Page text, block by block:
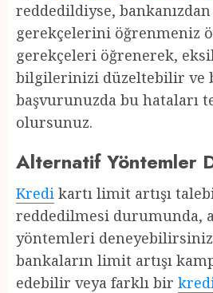
reddedildiyse,
gerekçelerini öğrenmeniz
gerekçeleri öğrenerek,
bilgilerinizi düzeltebilir ve
başvurunuzda bu hataları
olursunuz.
Alternatif Yöntemler
Kredi kartı limit artışı
reddedilmesi durumunda,
yöntemleri
bankaların limit artışı
edebilir veya farklı bir